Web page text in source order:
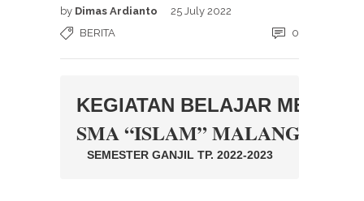
by Dimas Ardianto
25 July 2022
BERITA
0
KEGIATAN BELAJAR
SMA “ISLAM” MALANG
SEMESTER GANJIL TP. 2022-2023